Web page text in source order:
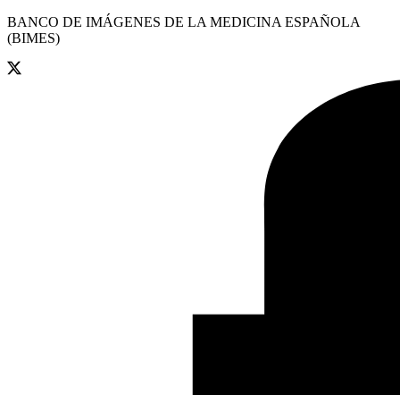
BANCO DE IMÁGENES DE LA MEDICINA ESPAÑOLA
(BIMES)